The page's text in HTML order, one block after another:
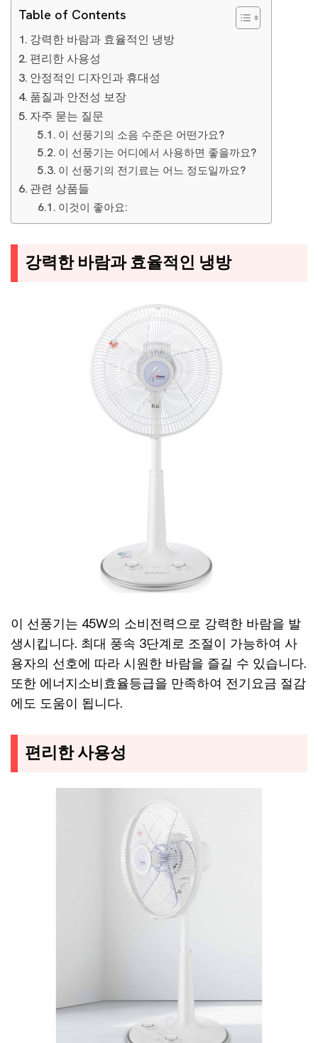
Table of Contents
강력한 바람과 효율적인 냉방
편리한 사용성
안정적인 디자인과 휴대성
품질과 안전성 보장
자주 묻는 질문
이 선풍기의 소음 수준은 어떤가요?
이 선풍기는 어디에서 사용하면 좋을까요?
이 선풍기의 전기료는 어느 정도일까요?
관련 상품들
이것이 좋아요:
강력한 바람과 효율적인 냉방
이 선풍기는 45W의 소비전력으로 강력한 바람을 발
생시킵니다. 최대 풍속 3단계로 조절이 가능하여 사
용자의 선호에 따라 시원한 바람을 즐길 수 있습니다.
또한 에너지소비효율등급을 만족하여 전기요금 절감
에도 도움이 됩니다.
편리한 사용성